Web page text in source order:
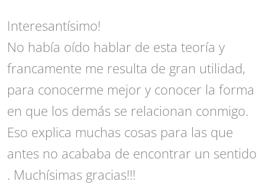
Interesantísimo!
No había oído hablar de esta teoría y
francamente me resulta de gran utilidad,
para conocerme mejor y conocer la forma
en que los demás se relacionan conmigo.
Eso explica muchas cosas para las que
antes no acababa de encontrar un sentido
. Muchísimas gracias!!!